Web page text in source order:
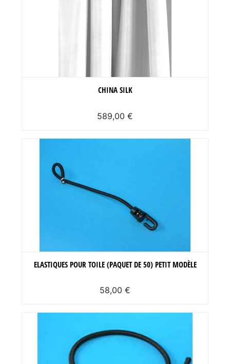
CHINA SILK
589,00 €
ELASTIQUES POUR TOILE (PAQUET DE 50) PETIT MODÈLE
58,00 €